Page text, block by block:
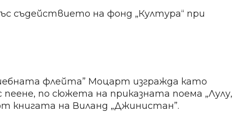
съдействието на фонд „Култура“ при
флейта” Моцарт изгражда като
пеене, по сюжета на приказната поема „Лулу,
книгата на Виланд „Джинистан”.